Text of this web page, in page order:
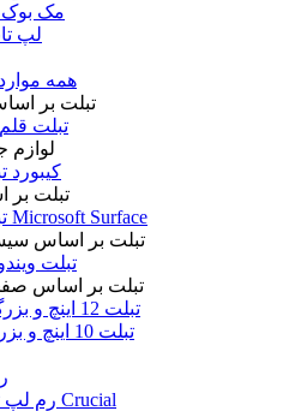
مک بوک
لپ
همه
تبلت بر
تبلت قلم
لوازم
کیبورد
تبلت بر
تبلت Microsoft Surface
تبلت بر اساس
تبلت
تبلت بر اساس
تبلت 12 اینچ و بزرگ‌تر
تبلت 10 اینچ و بزرگتر
رم لپ تاپ Crucial